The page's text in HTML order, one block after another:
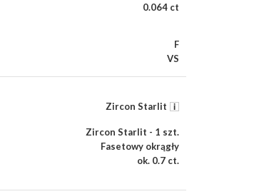
0.064 ct
F
VS
Zircon Starlit
Zircon Starlit - 1 szt.
Fasetowy okrągły
ok. 0.7 ct.